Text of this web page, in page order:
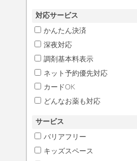
対応サービス
かんたん決済
深夜対応
調剤基本料表示
ネット予約優先対応
カードOK
どんなお薬も対応
サービス
バリアフリー
キッズスペース